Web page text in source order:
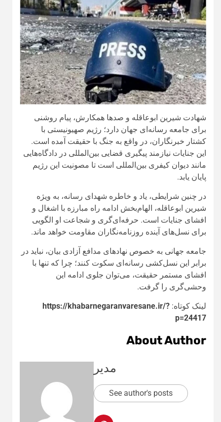
شهادت شیرین ابوعاقله و صدها همکارش، پیام روشنی
برای جامعه رسانه‌ای جهان دارد؛ رژیم صهیونیستی با
کشتار خبرنگاران، در واقع به جنگ با حقیقت آمده است.
این جنایات نیازمند پیگیری قضایی بین‌المللی در دادگاه‌هایی
مانند دیوان کیفری بین‌المللی است تا مصونیت این رژیم
پایان یابد.
در چنین شرایطی، یاد و خاطره شهدای رسانه، به ویژه
شیرین ابوعاقله، الهام‌بخش ادامه راه مبارزه با اشغال و
افشای جنایات است. حرفه‌ای‌گری و شجاعت او الگویی
برای نسل‌های آینده روزنامه‌نگاران مقاومت خواهد ماند.
جامعه جهانی به خصوص نهادهای مدافع آزادی بیان، نباید در
برابر این نسل‌کشی رسانه‌ای سکوت کنند؛ چرا که تنها با
افشای مستمر حقیقت، می‌توان جلوی ادامه این
وحشی‌گری را گرفت.
لینک کوتاه: https://khabarnegaranvaresane.ir/?
p=24417
About Author
مدیر
See author's posts